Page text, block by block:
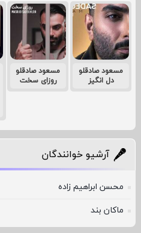
مسعود صادقلو
دل انگیز
مسعود صادقلو
روزای سخت
آرشیو خوانندگان
محسن ابراهیم زاده
ماکان بند